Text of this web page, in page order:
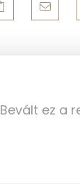
Bevált ez a